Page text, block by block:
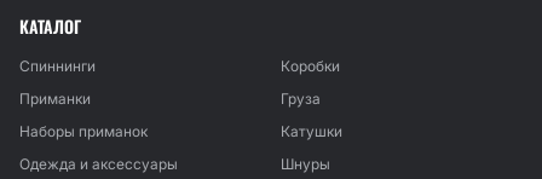
КАТАЛОГ
Спиннинги
Коробки
Приманки
Груза
Наборы приманок
Катушки
Одежда и аксессуары
Шнуры